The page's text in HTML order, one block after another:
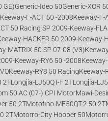
GE)Generic-Ideo 50Generic-XOR
F-ACT 50 -2008Keeway-
50 Racing SP 2009-Keeway-
HACKER 50 2009-Keeway-
MATRIX 50 SP 07-08
Keeway-RY6 50 -
RY8 50 RacingKeeway-
LJ50QT-F 2TLongjia-
50 AC (07-) CPI MotorMawi-
50 2TMotofino-MF50QT-2 50
2TMotorro-City Hooper